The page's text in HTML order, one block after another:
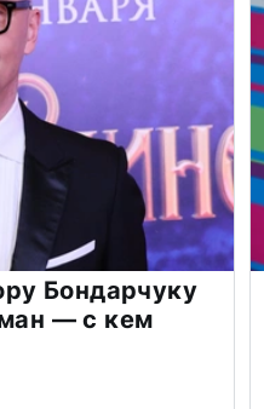
Бондарчуку
— с кем